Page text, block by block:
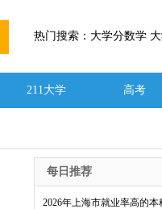
热门搜索：大学分数学
211大学 高考
每日推荐
2026年上海市就业率高的